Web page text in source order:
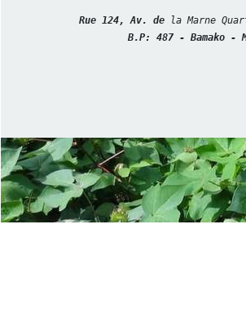
Rue 124, Av. de la Marne
B.P: 487 - Bamako -